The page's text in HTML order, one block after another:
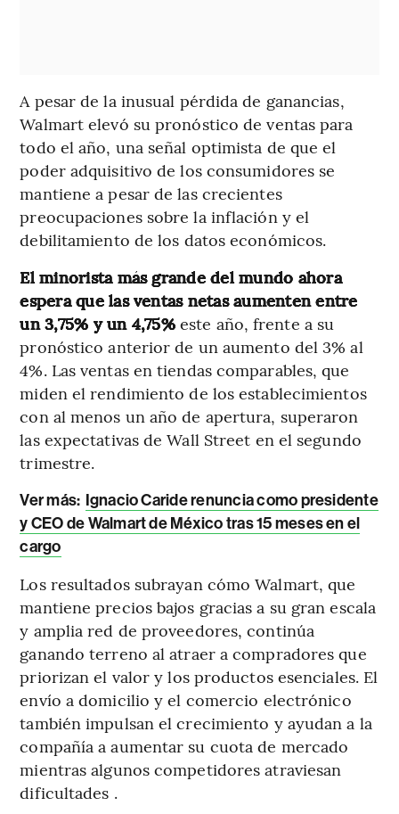
A pesar de la inusual pérdida de ganancias,
Walmart elevó su pronóstico de ventas para
todo el año, una señal optimista de que el
poder adquisitivo de los consumidores se
mantiene a pesar de las crecientes
preocupaciones sobre la inflación y el
debilitamiento de los datos económicos.
El minorista más grande del mundo ahora
espera que las ventas netas aumenten entre
un 3,75% y un 4,75%este año, frente a su
pronóstico anterior de un aumento del 3% al
4%. Las ventas en tiendas comparables, que
miden el rendimiento de los establecimientos
con al menos un año de apertura, superaron
las expectativas de Wall Street en el segundo
trimestre.
Ver más: Ignacio Caride renuncia como presidente
y CEO de Walmart de México tras 15 meses en el
cargo
Los resultados subrayan cómo Walmart, que
mantiene precios bajos gracias a su gran escala
y amplia red de proveedores, continúa
ganando terreno al atraer a compradores que
priorizan el valor y los productos esenciales. El
envío a domicilio y el comercio electrónico
también impulsan el crecimiento y ayudan a la
compañía a aumentar su cuota de mercado
mientras algunos competidores atraviesan
dificultades .